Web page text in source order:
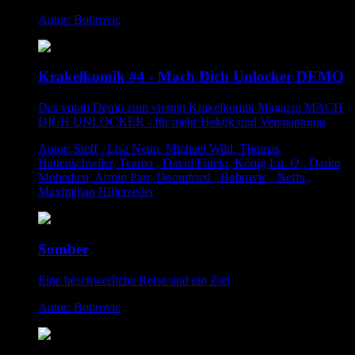
Autor: Bobrovic
Krakelkomik #4 - Mach Dich Unlocker DEMO
Das vorab Demo zum vierten Krakelkomik Magazin MACH
DICH UNLOCKER - für mehr Hektik und Verspannung
Autor: Steff , Lisa Neun, Michael Wild, Thomas
Hättenschwiler, Teamo , David Füleki, König Lü. Q., Darko
Mohedien, Armin Parr, Doomfried , Bobrovic , Neffs ,
Maximilian Hillerzeder
Somber
Eine beschwerliche Reise und ein Ziel
Autor: Bobrovic